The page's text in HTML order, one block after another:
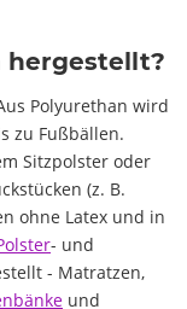
hergestellt?
Polyurethan wird
zu Fußbällen.
Sitzpolster oder
(z. B.
ohne Latex und in
- und
- Matratzen,
und